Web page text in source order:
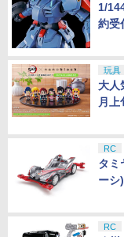
1/
約受
玩具
大人
月上
RC
タミ
ーシ
RC